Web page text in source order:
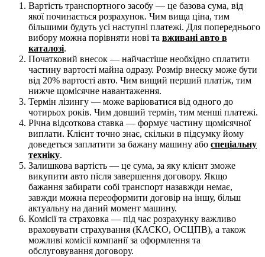
Вартість транспортного засобу — це базова сума, від
якої починається розрахунок. Чим вища ціна, тим
більшими будуть усі наступні платежі. Для попереднього
вибору можна порівняти нові та вживані авто в
каталозі.
Початковий внесок — найчастіше необхідно сплатити
частину вартості майна одразу. Розмір внеску може бути
від 20% вартості авто. Чим вищий перший платіж, тим
нижче щомісячне навантаження.
Термін лізингу — може варіюватися від одного до
чотирьох років. Чим довший термін, тим менші платежі.
Річна відсоткова ставка — формує частину щомісячної
виплати. Клієнт точно знає, скільки в підсумку йому
доведеться заплатити за бажану машину або спеціальну
техніку.
Залишкова вартість — це сума, за яку клієнт зможе
викупити авто після завершення договору. Якщо
бажання забирати собі транспорт назавжди немає,
завжди можна переоформити договір на іншу, більш
актуальну на даний момент машину.
Комісії та страховка — під час розрахунку важливо
враховувати страхування (КАСКО, ОСЦПВ), а також
можливі комісії компанії за оформлення та
обслуговування договору.